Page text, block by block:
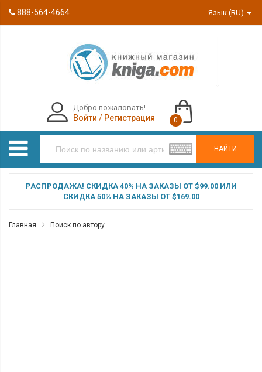
888-564-4664 Язык (RU)
НАЙТИ
Добро пожаловать!
Войти / Регистрация 0
РАСПРОДАЖА! СКИДКА 40% НА ЗАКАЗЫ ОТ $99.00 ИЛИ
СКИДКА 50% НА ЗАКАЗЫ ОТ $169.00
Главная Поиск по автору